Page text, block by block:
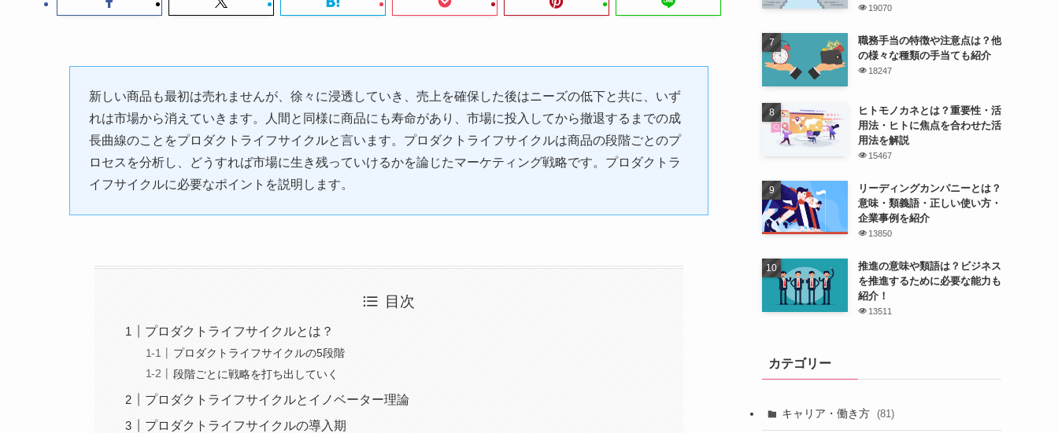
新しい商品も最初は売れませんが、徐々に浸透していき、売上を確保した後はニーズの低下と共に、いず
れは市場から消えていきます。人間と同様に商品にも寿命があり、市場に投入してから撤退するまでの成
長曲線のことをプロダクトライフサイクルと言います。プロダクトライフサイクルは商品の段階ごとのプ
ロセスを分析し、どうすれば市場に生き残っていけるかを論じたマーケティング戦略です。プロダクトラ
イフサイクルに必要なポイントを説明します。
目次
プロダクトライフサイクルとは？
プロダクトライフサイクルの5段階
段階ごとに戦略を打ち出していく
プロダクトライフサイクルとイノベーター理論
プロダクトライフサイクルの導入期
19070
職務手当の特徴や注意点は？他
の様々な種類の手当ても紹介
18247
ヒトモノカネとは？重要性・活
用法・ヒトに焦点を合わせた活
用法を解説
15467
リーディングカンパニーとは？
意味・類義語・正しい使い方・
企業事例を紹介
13850
推進の意味や類語は？ビジネス
を推進するために必要な能力も
紹介！
13511
カテゴリー
キャリア・働き方 (81)